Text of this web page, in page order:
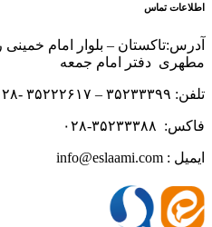
اطلاعات تماس
آدرس:تاکستان – بلوار امام خمینی
مطهری دفتر امام جمعه
تلفن: ۳۵۲۳۳۳۹۹ – ۳۵۲۲۲۶۱۷ -۰۲۸
فاکس: ۳۵۲۳۳۳۸۸-۰۲۸
ایمیل : info@eslaami.com